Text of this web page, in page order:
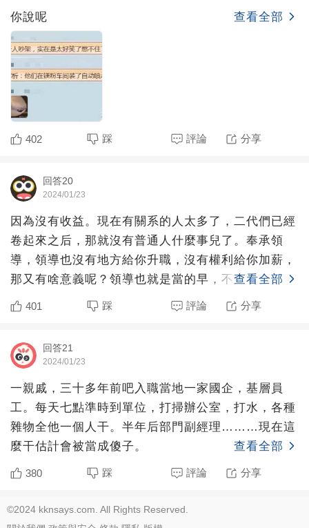
你說呢 查看全部
402 踩 評論 分享
回答20
2024/01/23
因為沒有收益。現在有關系的人太多了，二代們已經
卷起來之后，那就沒有普通人什麼事兒了。奉承領
導，領導也沒有地方給你升職，沒有權利給你加薪，
那又有啥意義呢？領導也就是當的早，不好好表現，
沒準哪天自己也被「
查看全部
401 踩 評論 分享
回答21
2024/01/23
一親戚，三十多年前吧入職當地一家國企，基層員
工。每天七點準時到單位，打掃辦公室，打水，各種
雜物全他一個人干。半年后部門副經理………現在這
麼干估計會被當成傻子。
查看全部
380 踩 評論 分享
©2024 kknsays.com. All Rights Reserved.